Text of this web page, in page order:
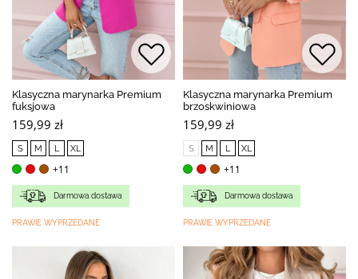
Klasyczna marynarka Premium
fuksjowa
159,99 zł
S M L XL
+11
Darmowa dostawa
PRAWIE WYPRZEDANE
Klasyczna marynarka Premium
brzoskwiniowa
159,99 zł
S M L XL
+11
Darmowa dostawa
PRAWIE WYPRZEDANE